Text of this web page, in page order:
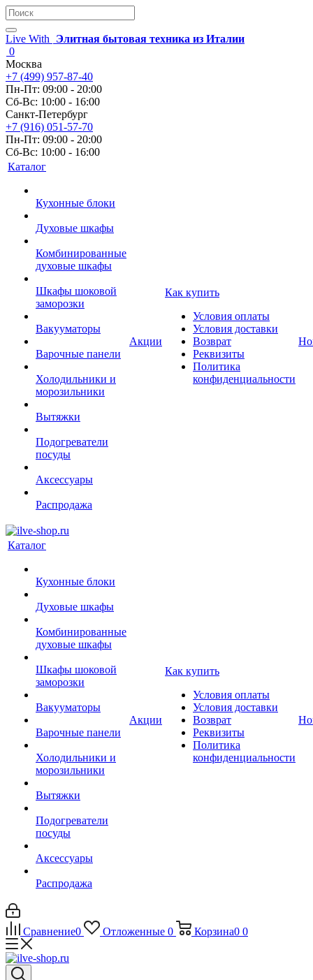
Live With
Элитная бытовая техника из Италии
0
Москва
+7 (499) 957-87-40
Пн-Пт: 09:00 - 20:00
Сб-Вс: 10:00 - 16:00
Санкт-Петербург
+7 (916) 051-57-70
Пн-Пт: 09:00 - 20:00
Сб-Вс: 10:00 - 16:00
Каталог
Кухонные блоки
Духовые шкафы
Комбинированные
духовые шкафы
Шкафы шоковой
заморозки
Вакууматоры
Варочные панели
Холодильники и
морозильники
Вытяжки
Подогреватели
посуды
Аксессуары
Распродажа
Акции
Как купить
Условия оплаты
Условия доставки
Возврат
Реквизиты
Политика
конфиденциальности
Каталог
Кухонные блоки
Духовые шкафы
Комбинированные
духовые шкафы
Шкафы шоковой
заморозки
Вакууматоры
Варочные панели
Холодильники и
морозильники
Вытяжки
Подогреватели
посуды
Аксессуары
Распродажа
Акции
Как купить
Условия оплаты
Условия доставки
Возврат
Реквизиты
Политика
конфиденциальности
Сравнение0 Отложенные 0 Корзина0 0